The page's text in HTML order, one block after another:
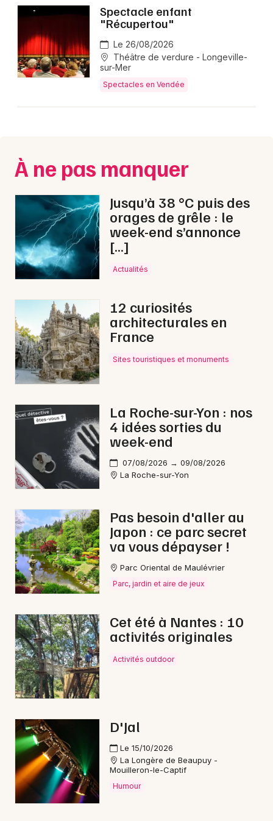
Spectacle enfant
"Récupertou"
Le 26/08/2026
Théâtre de verdure - Longeville-
sur-Mer
Spectacles en Vendée
À ne pas manquer
Jusqu’à 38 °C puis des
orages de grêle : le
week-end s’annonce
[…]
Actualités
12 curiosités
architecturales en
France
Sites touristiques et monuments
La Roche-sur-Yon : nos
4 idées sorties du
week-end
07/08/2026 → 09/08/2026
La Roche-sur-Yon
Pas besoin d'aller au
Japon : ce parc secret
va vous dépayser !
Parc Oriental de Maulévrier
Parc, jardin et aire de jeux
Cet été à Nantes : 10
activités originales
Activités outdoor
D'Jal
Le 15/10/2026
La Longère de Beaupuy -
Mouilleron-le-Captif
Humour